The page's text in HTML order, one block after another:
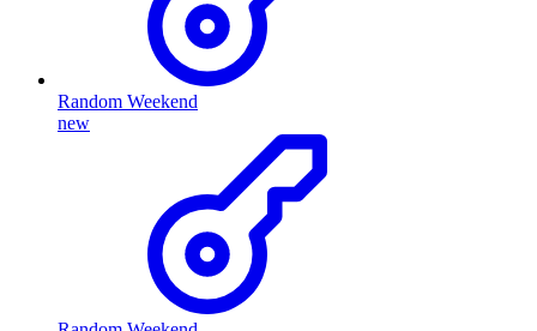
Random Weekend
new